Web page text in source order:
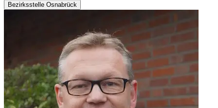
Bezirksstelle Osnabrück